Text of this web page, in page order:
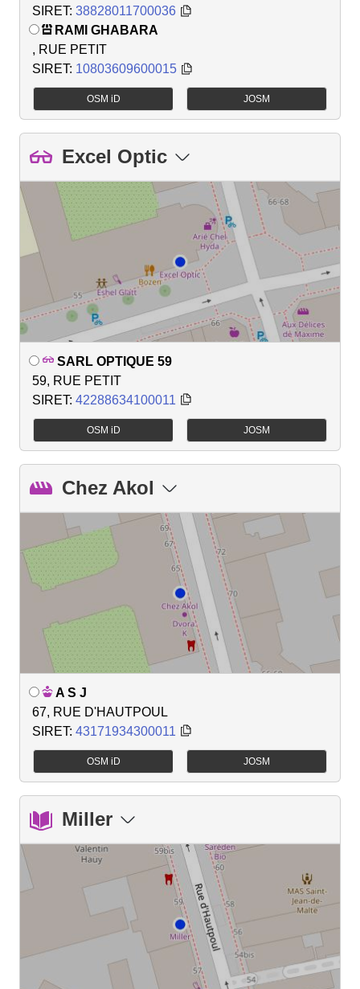
SIRET: 38828011700036
RAMI GHABARA
, RUE PETIT
SIRET: 10803609600015
OSM iD JOSM
Excel Optic
SARL OPTIQUE 59
59, RUE PETIT
SIRET: 42288634100011
OSM iD JOSM
Chez Akol
A S J
67, RUE D'HAUTPOUL
SIRET: 43171934300011
OSM iD JOSM
Miller